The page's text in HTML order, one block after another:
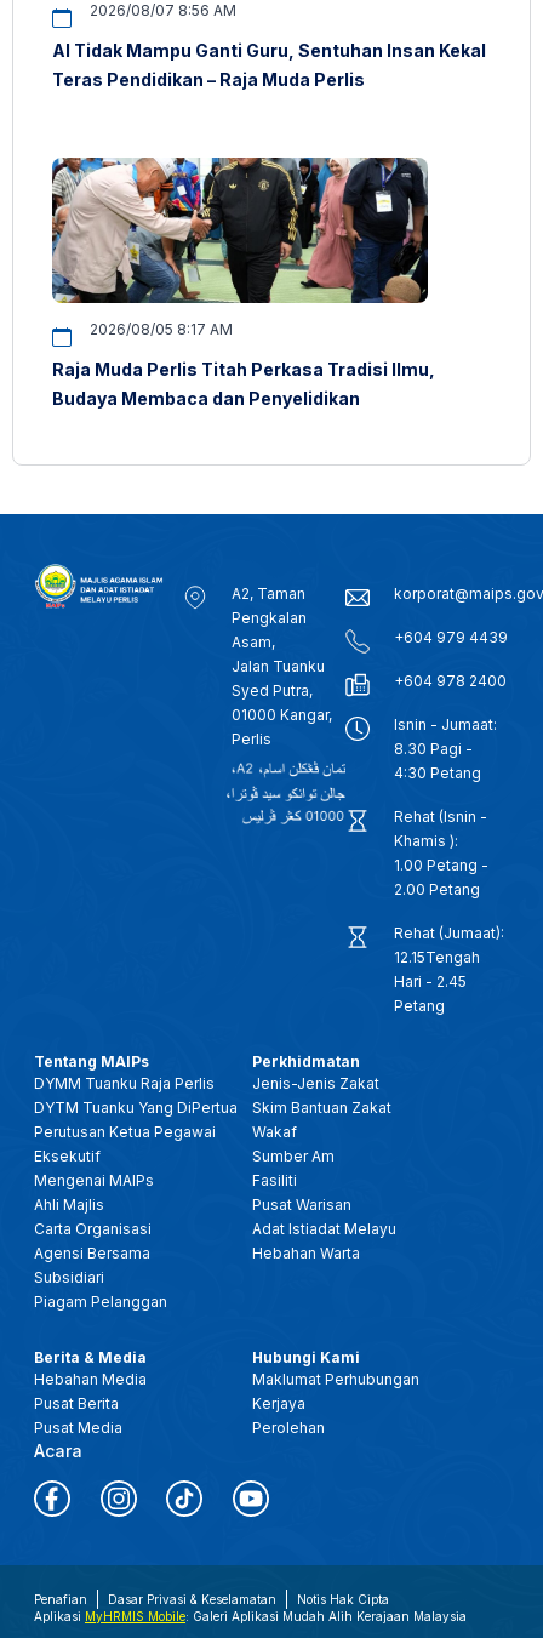
2026/08/07 8:56 AM
AI Tidak Mampu Ganti Guru, Sentuhan Insan Kekal
Teras Pendidikan – Raja Muda Perlis
2026/08/05 8:17 AM
Raja Muda Perlis Titah Perkasa Tradisi Ilmu,
Budaya Membaca dan Penyelidikan
A2, Taman
Pengkalan
Asam,
Jalan Tuanku
Syed Putra,
01000 Kangar,
Perlis
+604 979 4439
+604 978 2400
Isnin - Jumaat:
8.30 Pagi -
4:30 Petang
Rehat (Isnin -
Khamis ):
1.00 Petang -
2.00 Petang
Rehat (Jumaat):
12.15Tengah
Hari - 2.45
Petang
Tentang MAIPs
DYMM Tuanku Raja Perlis
DYTM Tuanku Yang DiPertua
Perutusan Ketua Pegawai
Eksekutif
Mengenai MAIPs
Ahli Majlis
Carta Organisasi
Agensi Bersama
Subsidiari
Piagam Pelanggan
Perkhidmatan
Jenis-Jenis Zakat
Skim Bantuan Zakat
Wakaf
Sumber Am
Fasiliti
Pusat Warisan
Adat Istiadat Melayu
Hebahan Warta
Berita & Media
Hebahan Media
Pusat Berita
Pusat Media
Acara
Hubungi Kami
Maklumat Perhubungan
Kerjaya
Perolehan
Penafian Dasar Privasi & Keselamatan
Notis Hak Cipta
Aplikasi MyHRMIS Mobile: Galeri Aplikasi Mudah Alih Kerajaan Malaysia